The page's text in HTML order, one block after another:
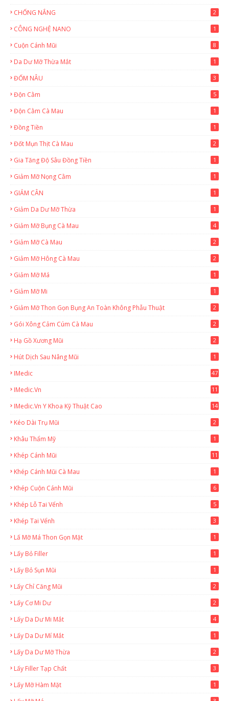
CHỐNG NẮNG
2
CÔNG NGHỆ NANO 1
Cuộn Cánh Mũi 8
Da Dư Mỡ Thừa Mắt 1
ĐỐM NÂU 3
Độn Cằm 5
Độn Cằm Cà Mau 1
Đồng Tiền 1
Đốt Mụn Thịt Cà Mau 2
Gia Tăng Độ Sâu Đồng Tiền 1
Giảm Mỡ Nọng Cằm 1
GIẢM CÂN 1
Giảm Da Dư Mỡ Thừa 1
Giảm Mỡ Bụng Cà Mau 4
Giảm Mỡ Cà Mau 2
Giảm Mỡ Hông Cà Mau 2
Giảm Mỡ Má 1
Giảm Mỡ Mi 1
Giảm Mỡ Thon Gọn Bụng An Toàn Không Phẫu Thuật 2
Gói Xông Cảm Cúm Cà Mau 2
Hạ Gồ Xương Mũi 2
Hút Dịch Sau Nâng Mũi 1
IMedic 47
IMedic.vn
11
IMedic.vn Y Khoa Kỹ Thuật Cao 14
Kéo Dài Trụ Mũi 2
Khâu Thẩm Mỹ 1
Khép Cánh Mũi 11
Khép Cánh Mũi Cà Mau 1
Khép Cuộn Cánh Mũi 6
Khép Lỗ Tai Vểnh 5
Khép Tai Vểnh 3
Lấ Mỡ Má Thon Gọn Mặt 1
Lấy Bỏ Filler 1
Lấy Bỏ Sụn Mũi 1
Lấy Chỉ Căng Mũi 2
Lấy Cơ Mi Dư 2
Lấy Da Dư Mi Mắt 4
Lấy Da Dư Mí Mắt 1
Lấy Da Dư Mỡ Thừa 2
Lấy Filler Tạp Chất 3
Lấy Mỡ Hàm Mặt 1